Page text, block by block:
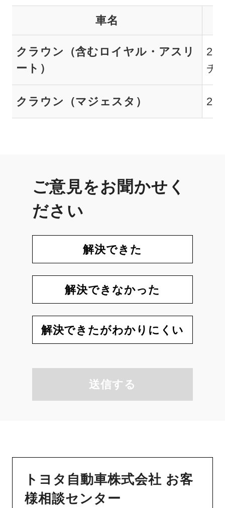
車名
クラウン（含むロイヤル・アスリ
ート）
チ
クラウン（マジェスタ）
ご意見をお聞かせく
ださい
解決できた
解決できなかった
解決できたがわかりにくい
送信する
トヨタ自動車株式会社 お客
様相談センター